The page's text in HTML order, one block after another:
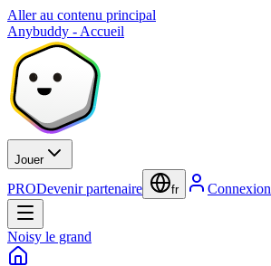
Aller au contenu principal
Anybuddy - Accueil
Jouer
PRODevenir partenaire fr Connexion
Noisy le grand